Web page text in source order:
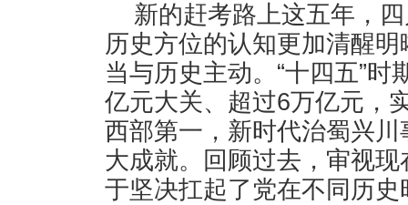
新的赶考路上这五年，
历史方位的认知更加清醒
当与历史主动。“十四五”
亿元大关、超过6万亿元，
西部第一，新时代治蜀兴
大成就。回顾过去，审视
于坚决扛起了党在不同历